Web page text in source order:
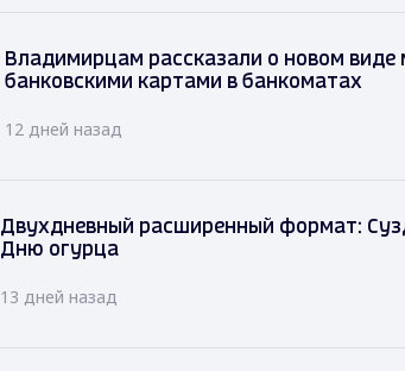
Владимирцам рассказали о новом виде
банковскими картами в банкоматах
12 дней назад
Двухдневный расширенный формат:
Дню огурца
13 дней назад